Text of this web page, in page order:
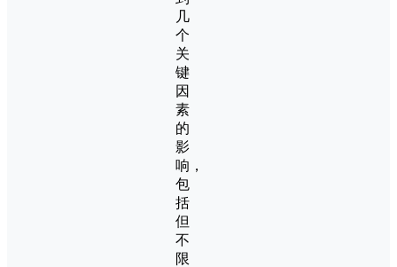
几
个
关
键
因
素
的
影
响，
包
括
但
不
限